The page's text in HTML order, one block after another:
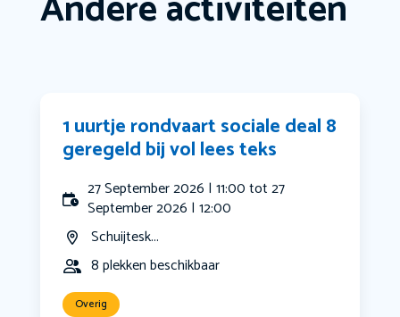
1 uurtje rondvaart sociale deal 8
geregeld bij vol lees teks
27 September 2026 | 11:00 tot 27
September 2026 | 12:00
Schuijtesk...
8 plekken beschikbaar
Overig